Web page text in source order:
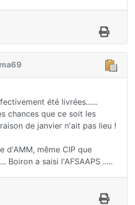
été livrées......
chances que ce soit les
de janvier n'ait pas lieu !
d'AMM, même CIP que
Boiron a saisi l'AFSAAPS .....